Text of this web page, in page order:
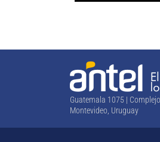
Guatemala 1075 |
Montevideo, Uruguay